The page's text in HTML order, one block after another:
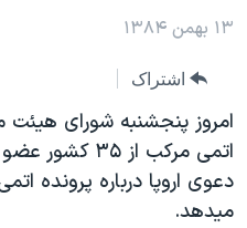
جهشورزشی
ویدیوها
فرهنگ و زندگی
جام جهانی ۲۰۲۶
بایگانی برنامه‌های تلویزیونی
مستندها
فرکانس‌های صدای آمریکا
پخش رادیویی
یادگیری زبان انگلیسی
دنبال کنید
۱۳ بهمن ۱۳۸۴
اشتراک
امروز پنجشنبه شورای هيئت
اتمی مرکب از
دعوی اروپا درباره پرونده
ميدهد.